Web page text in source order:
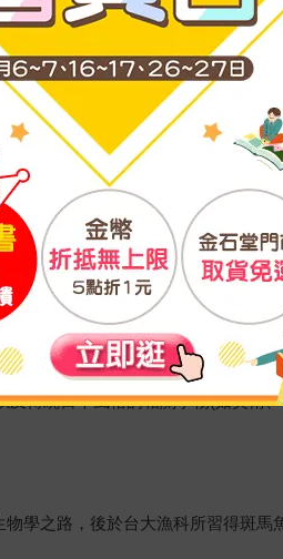
傳統日本風格的相關事物(如美術
學之路，後於台大漁科所習得斑